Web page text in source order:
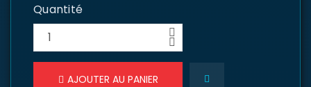
Quantité
AJOUTER AU PANIER